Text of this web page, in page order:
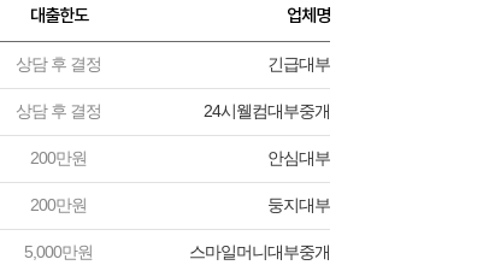
대출한도 업체명
상담 후 결정 긴급대부
상담 후 결정 24시웰컴대부중개
200만원 안심대부
200만원 둥지대부
5,000만원 스마일머니대부중개